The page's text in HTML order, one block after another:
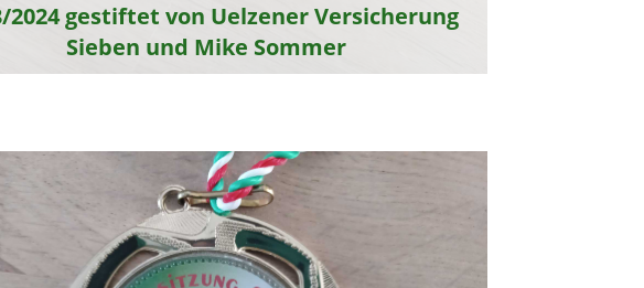
2024 gestiftet von Uelzener Versicherung
Sieben und Mike Sommer